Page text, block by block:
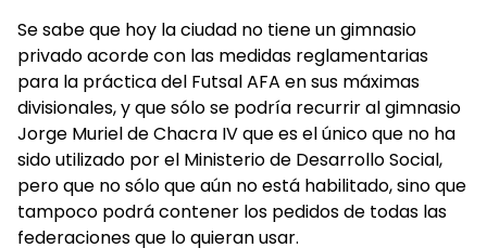
Se sabe que hoy la ciudad no tiene un gimnasio
privado acorde con las medidas reglamentarias
para la práctica del Futsal AFA en sus máximas
divisionales, y que sólo se podría recurrir al gimnasio
Jorge Muriel de Chacra IV que es el único que no ha
sido utilizado por el Ministerio de Desarrollo Social,
pero que no sólo que aún no está habilitado, sino que
tampoco podrá contener los pedidos de todas las
federaciones que lo quieran usar.